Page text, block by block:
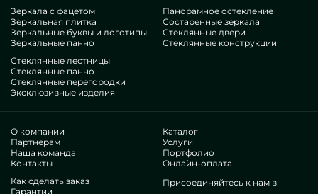
Зеркала с фацетом
Зеркальная плитка
Зеркальные буквы и логотипы
Зеркальные панно
Панорамное остекление
Состаренные зеркала
Стеклянные двери
Стеклянные конструкции
Стеклянные лестницы
Стеклянные панно
Стеклянные перегородки
Эксклюзивные изделия
О компании
Партнерам
Наша команда
Контакты
Каталог
Услуги
Портфолио
Онлайн-оплата
Как сделать заказ
Гарантии
Присоединяйтесь к нам в